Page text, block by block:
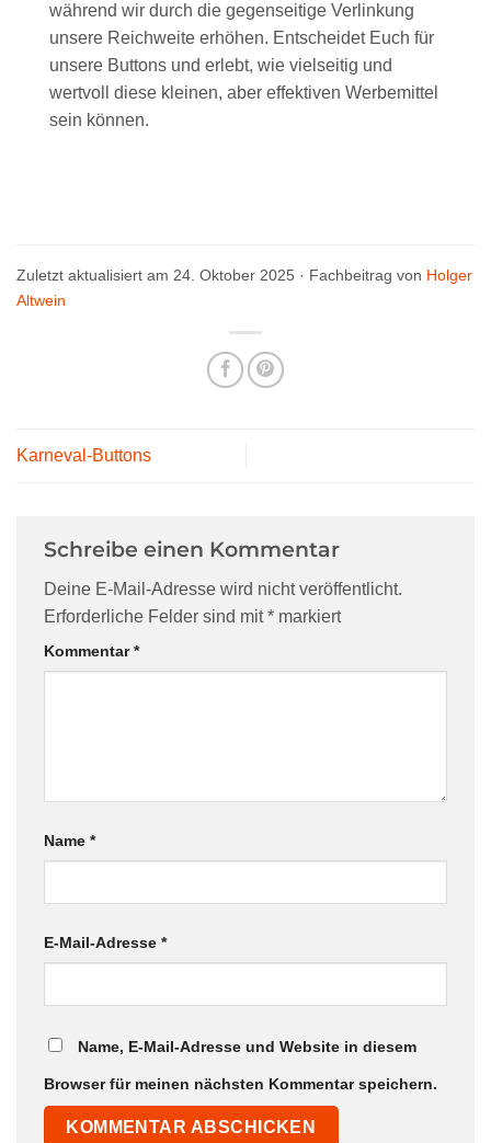
während wir durch die gegenseitige Verlinkung
unsere Reichweite erhöhen. Entscheidet Euch für
unsere Buttons und erlebt, wie vielseitig und
wertvoll diese kleinen, aber effektiven Werbemittel
sein können.
Zuletzt aktualisiert am 24. Oktober 2025 · Fachbeitrag von Holger
Altwein
Karneval-Buttons
Schreibe einen Kommentar
Deine E-Mail-Adresse wird nicht veröffentlicht.
Erforderliche Felder sind mit* markiert
Kommentar*
Name *
E-Mail-Adresse *
Name, E-Mail-Adresse und Website in diesem
Browser für meinen nächsten Kommentar speichern.